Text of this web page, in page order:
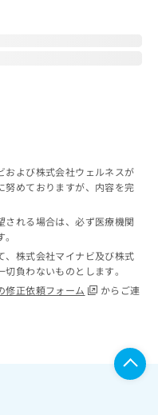
および株式会社ウェルネスが
努めておりますが、内容を完
される場合は、必ず医療機関
、株式会社マイナビ及び株式
負わないものとします。
修正依頼フォーム
からご連